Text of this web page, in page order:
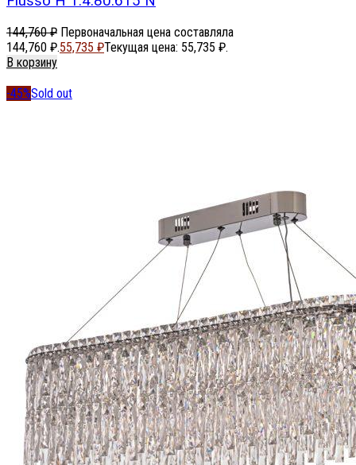
144,760₽ Первоначальная цена составляла
144,760 ₽.55,735 ₽Текущая цена: 55,735 ₽.
В корзину
-45%Sold out